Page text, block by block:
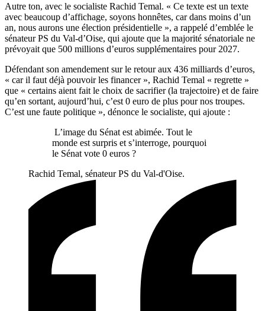
Autre ton, avec le socialiste Rachid Temal. « Ce texte est un texte
avec beaucoup d’affichage, soyons honnêtes, car dans moins d’un
an, nous aurons une élection présidentielle », a rappelé d’emblée le
sénateur PS du Val-d’Oise, qui ajoute que la majorité sénatoriale ne
prévoyait que 500 millions d’euros supplémentaires pour 2027.
Défendant son amendement sur le retour aux 436 milliards d’euros,
« car il faut déjà pouvoir les financer », Rachid Temal « regrette »
que « certains aient fait le choix de sacrifier (la trajectoire) et de faire
qu’en sortant, aujourd’hui, c’est 0 euro de plus pour nos troupes.
C’est une faute politique », dénonce le socialiste, qui ajoute :
L’image du Sénat est abimée. Tout le
monde est surpris et s’interroge, pourquoi
le Sénat vote 0 euros ?
Rachid Temal, sénateur PS du Val-d'Oise.